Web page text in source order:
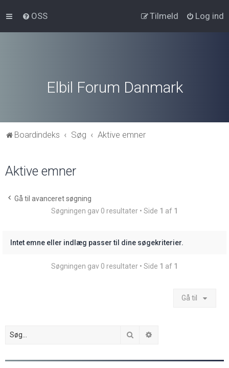
OSS Log ind
Tilmeld
Elbil Forum Danmark
Boardindeks Søg Aktive emner
Aktive emner
Gå til avanceret søgning
Søgningen gav 0 resultater • Side 1 af 1
Intet emne eller indlæg passer til dine søgekriterier.
Søgningen gav 0 resultater • Side 1 af 1
Gå til
Søg